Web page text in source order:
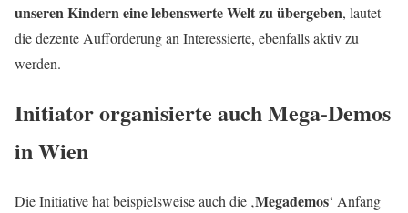
unseren Kindern eine lebenswerte Welt zu übergeben, lautet
die dezente Aufforderung an Interessierte, ebenfalls aktiv zu
werden.
Initiator organisierte auch Mega-Demos
in Wien
Die Initiative hat beispielsweise auch die ‚Megademos‘ Anfang